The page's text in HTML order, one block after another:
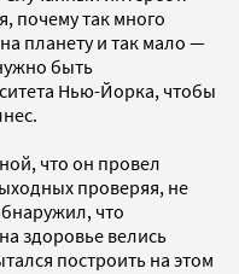
почему так много
планету и так мало —
быть
Нью-Йорка, чтобы
что он провел
проверяя, не
что
здоровье велись
построить на этом